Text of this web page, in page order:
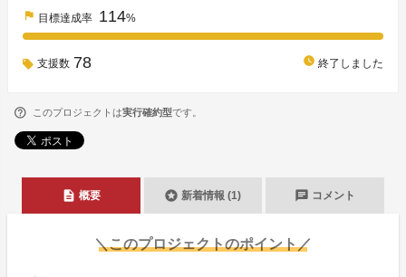
flag 目標達成率 114%
支援数 78 watch_later 終了しました
このプロジェクトは実行確約型です。
description 概要 stars 新着情報 (1) chat コメント
＼このプロジェクトのポイント／